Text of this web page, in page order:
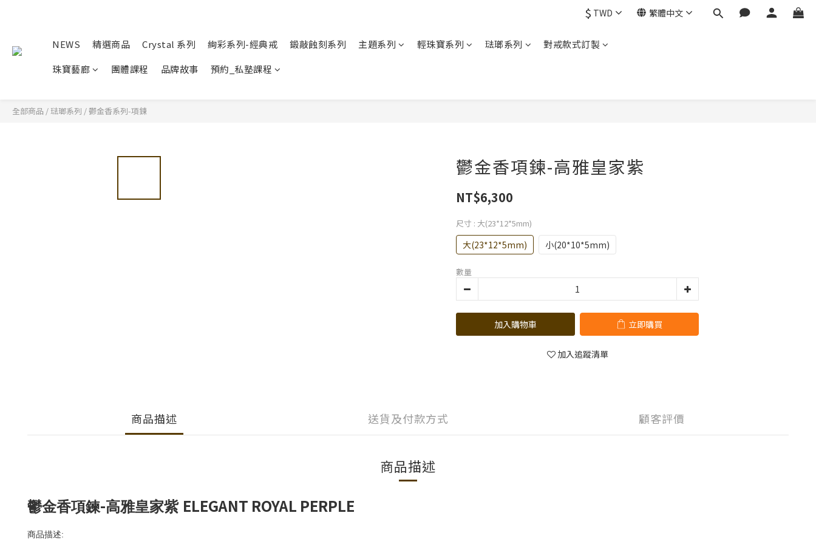
$ TWD 繁體中文
NEWS 精選商品 Crystal 系列 絢彩系列-經典戒 鍛敲蝕刻系列 主題系列 輕珠寶系列 琺瑯系列
對戒款式訂製
珠寶藝廊
團體課程 品牌故事 預約_私塾課程
全部商品 /琺瑯系列 /鬱金香系列-項鍊
鬱金香項鍊-高雅皇家紫
NT$6,300
尺寸 : 大(23*12*5mm)
大(23*12*5mm) 小(20*10*5mm)
數量
加入購物車 立即購買
加入追蹤清單
商品描述 送貨及付款方式 顧客評價
商品描述
鬱金香項鍊-高雅皇家紫 ELEGANT ROYAL PERPLE
商品描述: